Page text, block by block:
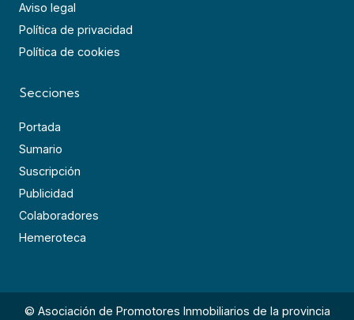
Aviso legal
Política de privacidad
Política de cookies
Secciones
Portada
Sumario
Suscripción
Publicidad
Colaboradores
Hemeroteca
© Asociación de Promotores Inmobiliarios de la provincia